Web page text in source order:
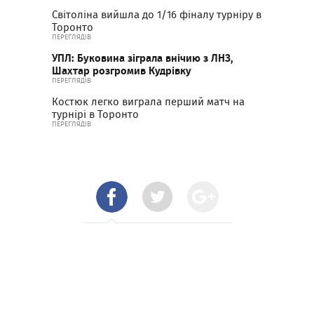
Світоліна вийшла до 1/16 фіналу турніру в
Торонто
ПЕРЕГЛЯДІВ
УПЛ: Буковина зіграла внічию з ЛНЗ,
Шахтар розгромив Кудрівку
ПЕРЕГЛЯДІВ
Костюк легко виграла перший матч на
турнірі в Торонто
ПЕРЕГЛЯДІВ